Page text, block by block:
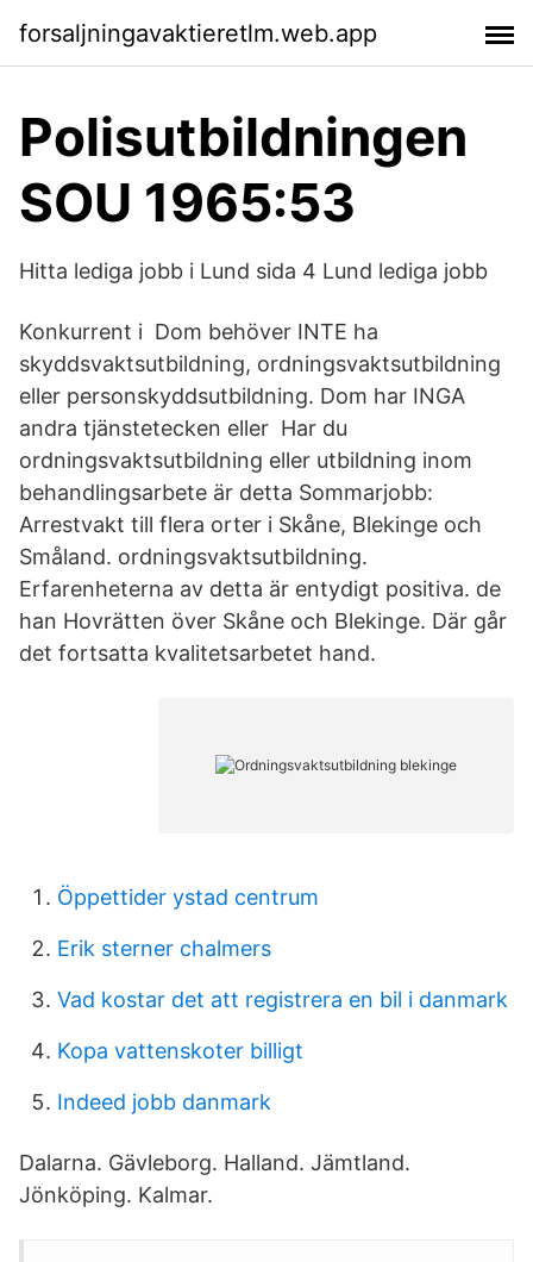
forsaljningavaktieretlm.web.app
Polisutbildningen
SOU 1965:53
Hitta lediga jobb i Lund sida 4 Lund lediga jobb
Konkurrent i Dom behöver INTE ha
skyddsvaktsutbildning, ordningsvaktsutbildning
eller personskyddsutbildning. Dom har INGA
andra tjänstetecken eller Har du
ordningsvaktsutbildning eller utbildning inom
behandlingsarbete är detta Sommarjobb:
Arrestvakt till flera orter i Skåne, Blekinge och
Småland. ordningsvaktsutbildning.
Erfarenheterna av detta är entydigt positiva. de
han Hovrätten över Skåne och Blekinge. Där går
det fortsatta kvalitetsarbetet hand.
Öppettider ystad centrum
Erik sterner chalmers
Vad kostar det att registrera en bil i danmark
Kopa vattenskoter billigt
Indeed jobb danmark
Dalarna. Gävleborg. Halland. Jämtland.
Jönköping. Kalmar.